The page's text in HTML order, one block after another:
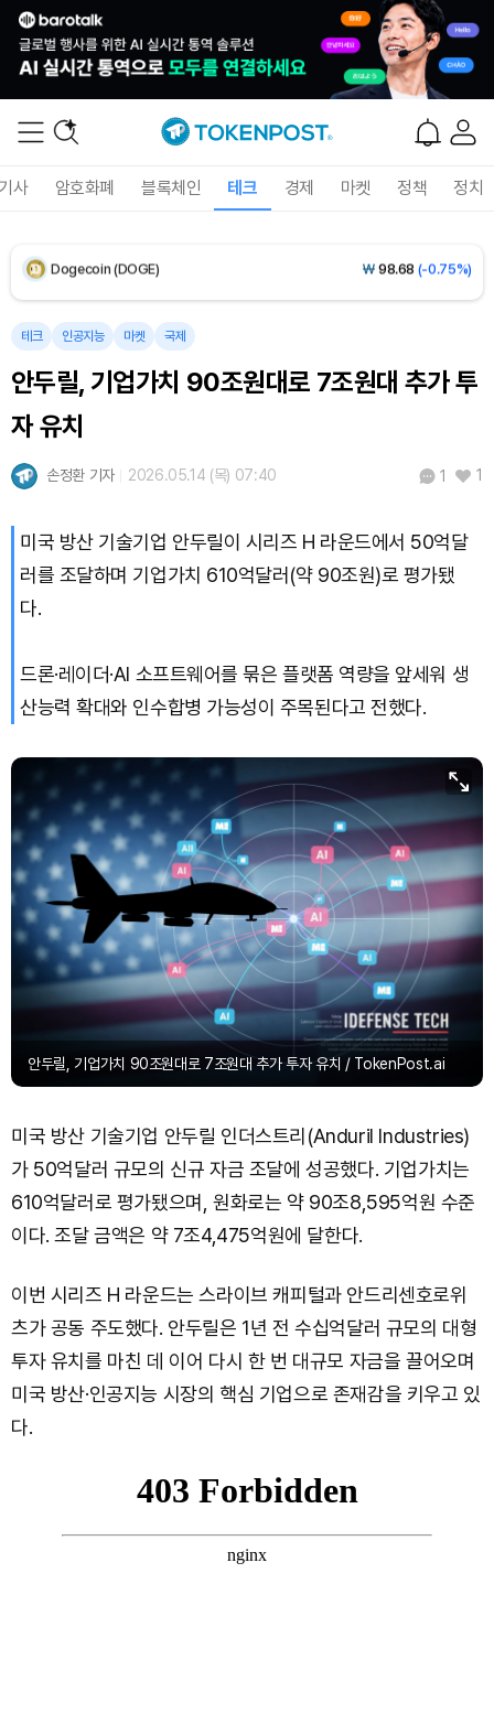
사 암호화폐 블록체인 테크 경제 마켓 정책 정치
Solana (SOL) ₩ 103,881(-1.27%)
Bitcoin (BTC) 91,710,743 (-0.56%)
테크 인공지능 마켓 국제
안두릴, 기업가치 90조원대로 7조원대 추가 투
자 유치
손정환 기자 2026.05.14 (목) 07:40 1 1
미국 방산 기술기업 안두릴이 시리즈 H 라운드에서 50억달
러를 조달하며 기업가치 610억달러(약 90조원)로 평가됐
다.
드론·레이더·AI 소프트웨어를 묶은 플랫폼 역량을 앞세워 생
산능력 확대와 인수합병 가능성이 주목된다고 전했다.
안두릴, 기업가치 90조원대로 7조원대 추가 투자 유치 / TokenPost.ai
미국 방산 기술기업 안두릴 인더스트리(Anduril Industries)
가 50억달러 규모의 신규 자금 조달에 성공했다. 기업가치는
610억달러로 평가됐으며, 원화로는 약 90조8,595억원 수준
이다. 조달 금액은 약 7조4,475억원에 달한다.
이번 시리즈 H 라운드는 스라이브 캐피털과 안드리센호로위
츠가 공동 주도했다. 안두릴은 1년 전 수십억달러 규모의 대형
투자 유치를 마친 데 이어 다시 한 번 대규모 자금을 끌어오며
미국 방산·인공지능 시장의 핵심 기업으로 존재감을 키우고 있
다.